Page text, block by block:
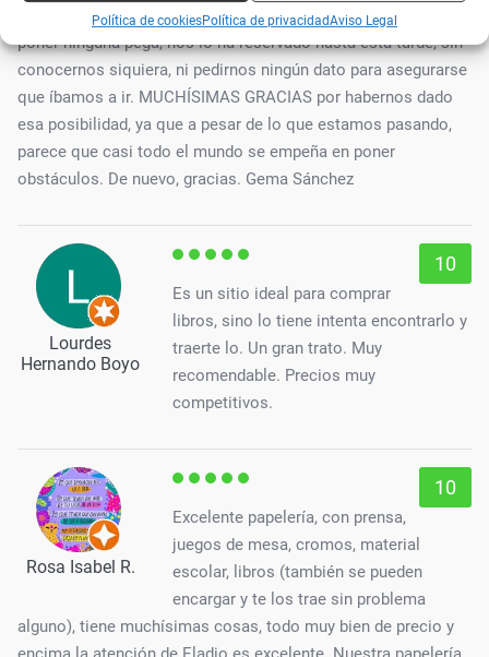
Política de cookiesPolítica de privacidadAviso Legal
esta mañana llamó mi marido a la Papelería Avenida, y sin
poner ninguna pega, nos lo ha reservado hasta esta tarde, sin
conocernos siquiera, ni pedirnos ningún dato para asegurarse
que íbamos a ir. MUCHÍSIMAS GRACIAS por habernos dado
esa posibilidad, ya que a pesar de lo que estamos pasando,
parece que casi todo el mundo se empeña en poner
obstáculos. De nuevo, gracias. Gema Sánchez
Lourdes
Hernando Boyo
10
Es un sitio ideal para comprar
libros, sino lo tiene intenta encontrarlo y
traerte lo. Un gran trato. Muy
recomendable. Precios muy
competitivos.
Rosa Isabel R.
10
Excelente papelería, con prensa,
juegos de mesa, cromos, material
escolar, libros (también se pueden
encargar y te los trae sin problema
alguno), tiene muchísimas cosas, todo muy bien de precio y